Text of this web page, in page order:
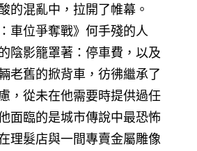
的混亂中，拉開了帷幕。
車位爭奪戰》何手殘的人
陰影籠罩著：停車費，以及
老舊的掀背車，彷彿繼承了
，從未在他需要時提供過任
面臨的是城市傳說中最恐怖
理髮店與一間專賣金屬雕像